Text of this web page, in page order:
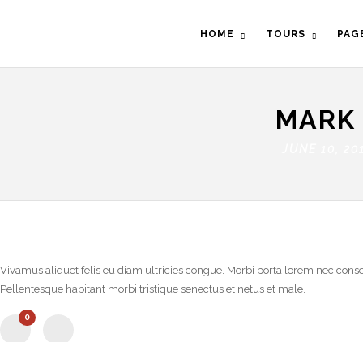
HOME TOURS
Vivamus aliquet felis eu diam ultricies congue. Morbi porta lorem nec
Pellentesque habitant morbi tristique senectus et netus et male.
0